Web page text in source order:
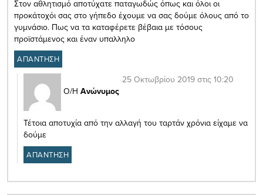
Στον αθλητισμό αποτύχατε παταγωδώς όπως και όλοι οι
προκάτοχόι σας στο γήπεδο έχουμε να σας δούμε όλους από το
γυμνάσιο. Πως να τα καταφέρετε βέβαια με τόσους
προϊστάμενος και έναν υπαλληλο
ΑΠΑΝΤΗΣΗ
Ο/Η Ανώνυμος
25 Οκτωβρίου 2019 στις 10:20
Τέτοια αποτυχία από την αλλαγή του ταρτάν χρόνια είχαμε να
δούμε
ΑΠΑΝΤΗΣΗ